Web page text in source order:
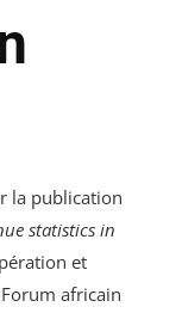
la publication
statistics in
et
africain